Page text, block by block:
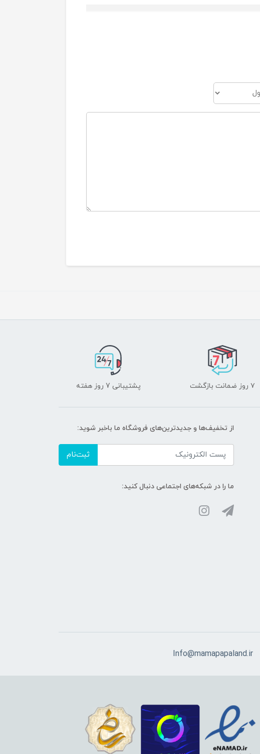
۷ روز ضمانت بازگشت پشتیبانی 7 روز هفته
از تخفیف‌ها و جدیدترین‌های فروشگاه ما باخبر شوید:
ثبت‌نام
ما را در شبکه‌های اجتماعی دنبال کنید:
Info@mamapapaland.ir